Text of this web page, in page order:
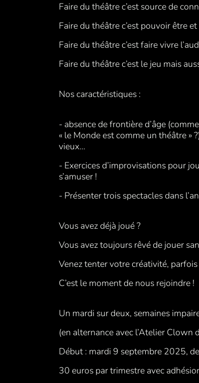
Faire du théâtre c’est source de
Faire du théâtre c’est pouvoir être
Faire du théâtre c’est faire vivre
Faire du théâtre c’est le jeu mais
Nos caractéristiques :
- absence de frontière d’âge
« le Monde est comme un théâtre »
vieux…
- Exercices d’improvisations pour
s’amuser !
- Présenter trois spectacles dans
Vous avez déjà joué ?
Vous avez toujours rêvé de jouer
Venez tenter votre créativité,
C’est le moment de nous rejoindre !
Un mardi sur deux, semaines
(en alternance avec l’Atelier Clown
Début : mardi 9 septembre 2025,
30 euros par trimestre avec